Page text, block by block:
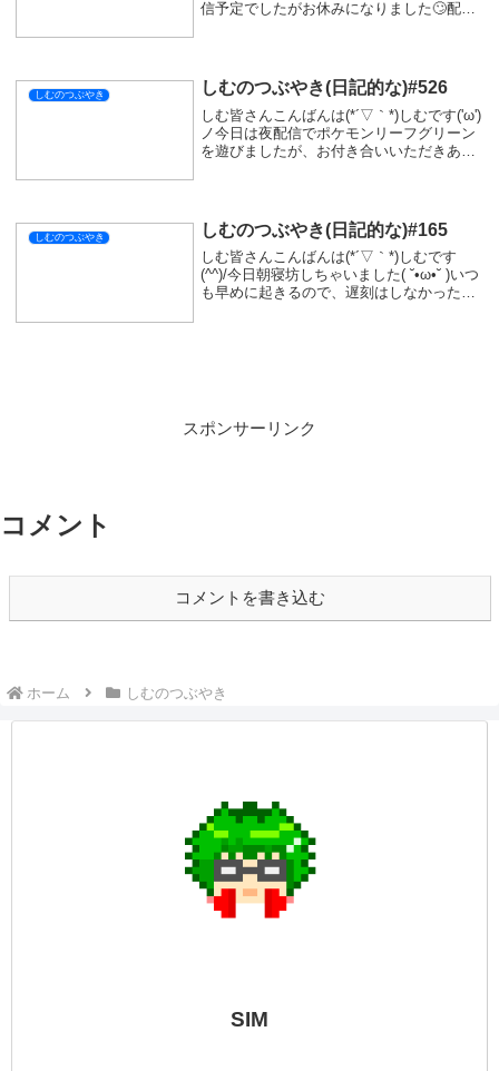
信予定でしたがお休みになりました🙄配信
しむのつぶやき しむのつぶやき(日記的な)#526
しむ皆さんこんばんは(*´▽｀*)しむです('ω')
ノ今日は夜配信でポケモンリーフグリーン
を遊びましたが、お付き合いいただきあり
楽...
しむのつぶやき しむのつぶやき(日記的な)#165
しむ皆さんこんばんは(*´▽｀*)しむです
(^^)/今日朝寝坊しちゃいました( ˘•ω•˘ )いつ
も早めに起きるので、遅刻はしなかったで
スポンサーリンク
コメント
コメントを書き込む
ホーム しむのつぶやき
SIM